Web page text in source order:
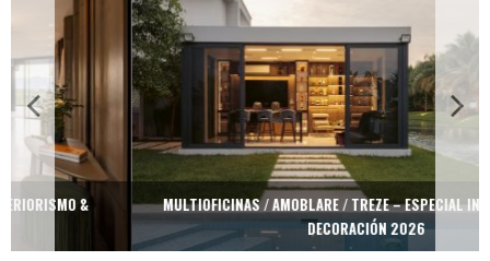
MULTIOFICINAS / AMOBLARE / TREZE – ESPECIAL INTERIORISMO &
DECORACIÓN 2026